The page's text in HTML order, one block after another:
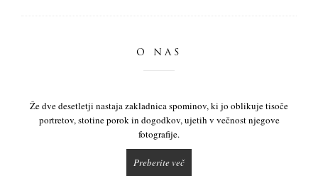
O NAS
Že dve desetletji nastaja zakladnica spominov, ki jo oblikuje tisoče
portretov, stotine porok in dogodkov, ujetih v večnost njegove
fotografije.
Preberite več